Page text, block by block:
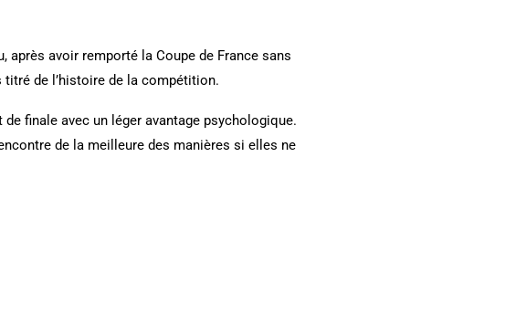
après avoir remporté la Coupe de France sans
de l’histoire de la compétition.
de finale avec un léger avantage psychologique.
de la meilleure des manières si elles ne